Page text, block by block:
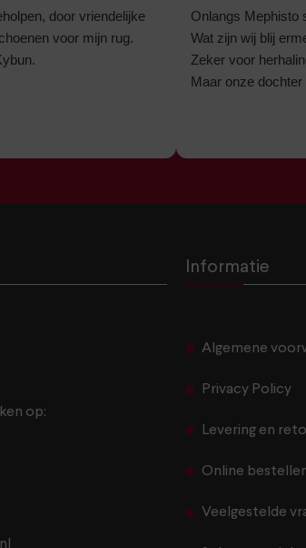
door vriendelijke
voor mijn rug.
Onlangs Mephisto
Wat zijn wij blij
Zeker voor
Maar onze
op:
Informatie
Algemene
Privacy Policy
Levering en
Online
Veelgestelde